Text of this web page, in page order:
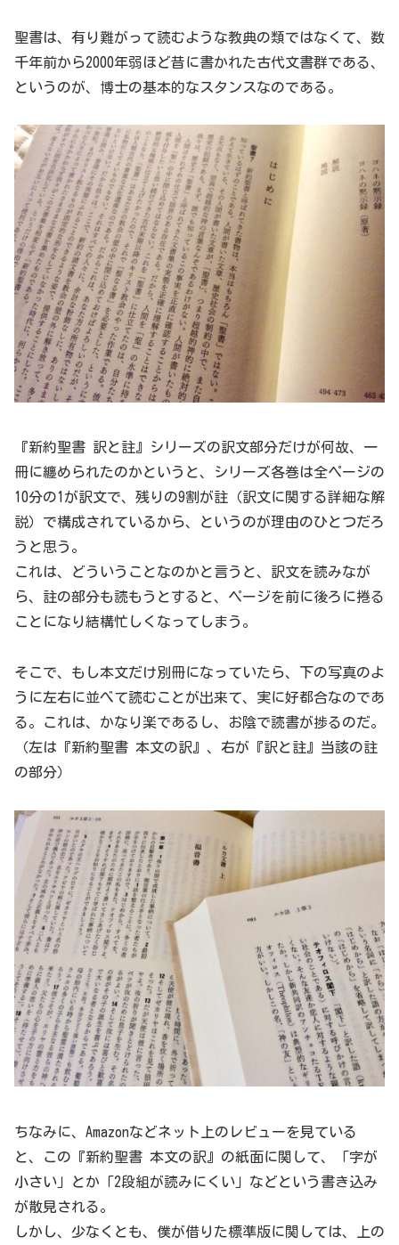
聖書は、有り難がって読むような教典の類ではなくて、数
千年前から2000年弱ほど昔に書かれた古代文書群である、
というのが、博士の基本的なスタンスなのである。
『新約聖書 訳と註』シリーズの訳文部分だけが何故、一
冊に纏められたのかというと、シリーズ各巻は全ページの
10分の1が訳文で、残りの9割が註（訳文に関する詳細な解
説）で構成されているから、というのが理由のひとつだろ
うと思う。
これは、どういうことなのかと言うと、訳文を読みなが
ら、註の部分も読もうとすると、ページを前に後ろに捲る
ことになり結構忙しくなってしまう。
そこで、もし本文だけ別冊になっていたら、下の写真のよ
うに左右に並べて読むことが出来て、実に好都合なのであ
る。これは、かなり楽であるし、お陰で読書が捗るのだ。
（左は『新約聖書 本文の訳』、右が『訳と註』当該の註
の部分）
ちなみに、Amazonなどネット上のレビューを見ている
と、この『新約聖書 本文の訳』の紙面に関して、「字が
小さい」とか「2段組が読みにくい」などという書き込み
が散見される。
しかし、少なくとも、僕が借りた標準版に関しては、上の